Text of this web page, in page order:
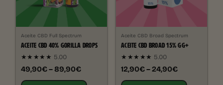
Aceite CBD Full Spectrum
ACEITE CBD 40% GORILLA DROPS
★★★★★ 5.00
49,90€ – 89,90€
Aceite CBD Broad Spectrum
ACEITE CBD BROAD 15% GG+
★★★★★ 5.00
12,90€ – 24,90€